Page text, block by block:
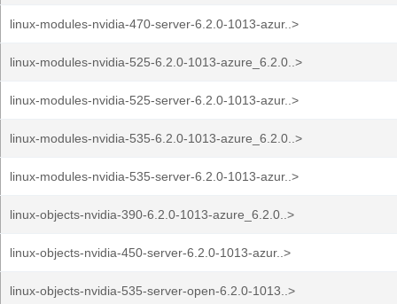
linux-modules-nvidia-470-server-6.2.0-1013-azur..>
linux-modules-nvidia-525-6.2.0-1013-azure_6.2.0..>
linux-modules-nvidia-525-server-6.2.0-1013-azur..>
linux-modules-nvidia-535-6.2.0-1013-azure_6.2.0..>
linux-modules-nvidia-535-server-6.2.0-1013-azur..>
linux-objects-nvidia-390-6.2.0-1013-azure_6.2.0..>
linux-objects-nvidia-450-server-6.2.0-1013-azur..>
linux-objects-nvidia-535-server-open-6.2.0-1013..>